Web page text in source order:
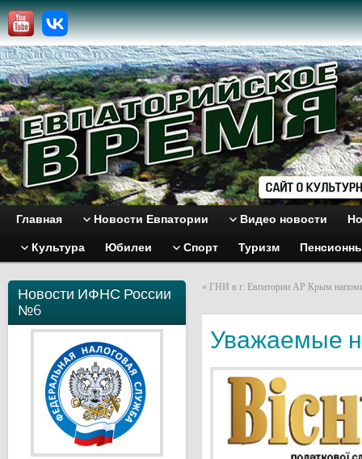
Главная Новости Евпатории Видео новости
Культура Юбилеи Спорт Туризм
Новости ИФНС России
№6
« ГНИ в г. Евпатории АР Крым
Уважаемые